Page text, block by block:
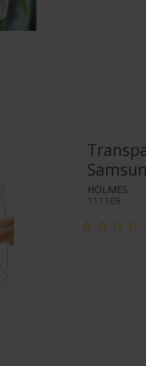
HOLMES
111109